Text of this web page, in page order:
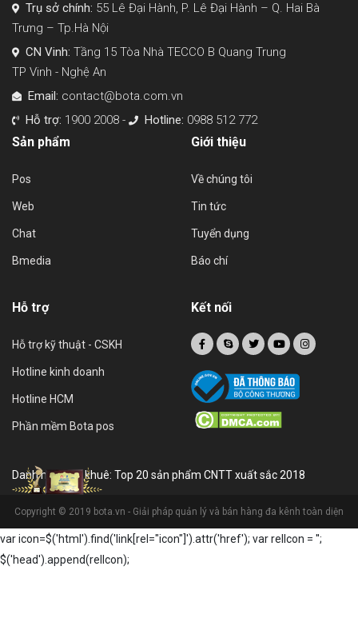
Trụ sở chính: 55 Lê Đại Hành, P. Lê Đại Hành – Q. Hai Bà
Trưng – Tp.Hà Nội
CN Vinh: Tầng 15 Tòa Nhà TECCO B Quang Trung
TP Vinh - Nghệ An
Email: contact@bota.com.vn
Hỗ trợ: 1900 2008 - Hotline: 0988 512 772
Sản phẩm
Pos
Web
Chat
Bmedia
Giới thiệu
Về chúng tôi
Tin tức
Tuyển dụng
Báo chí
Hỗ trợ
Hỗ trợ kỹ thuật - CSKH
Hotline kinh doanh
Hotline HCM
Phần mềm Bota pos
Kết nối
Danh hiệu sao khuê: Top 20 sản phẩm CNTT xuất sắc 2018
Copyright © 2019 bota.vn - Giải pháp quản lý và bán hàng đa kênh toàn diện
var icon=$('html').find('link[rel="icon"]').attr('href'); var relIcon = '';
$('head').append(relIcon);